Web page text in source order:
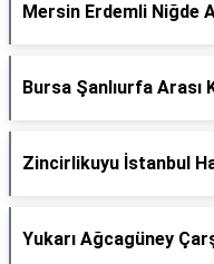
Mersin Erdemli Niğde
Bursa Şanlıurfa Arası
Zincirlikuyu İstanbul
Yukarı Ağcagüney